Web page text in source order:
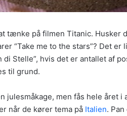
tænke på filmen Titanic. Husker
“Take me to the stars”? Det
di Stelle”, hvis det er antallet af
til grund.
julesmåkage, men fås hele året
når de kører tema på Italien.